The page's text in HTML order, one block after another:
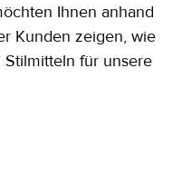
Ihnen anhand
Kunden zeigen, wie
für unsere